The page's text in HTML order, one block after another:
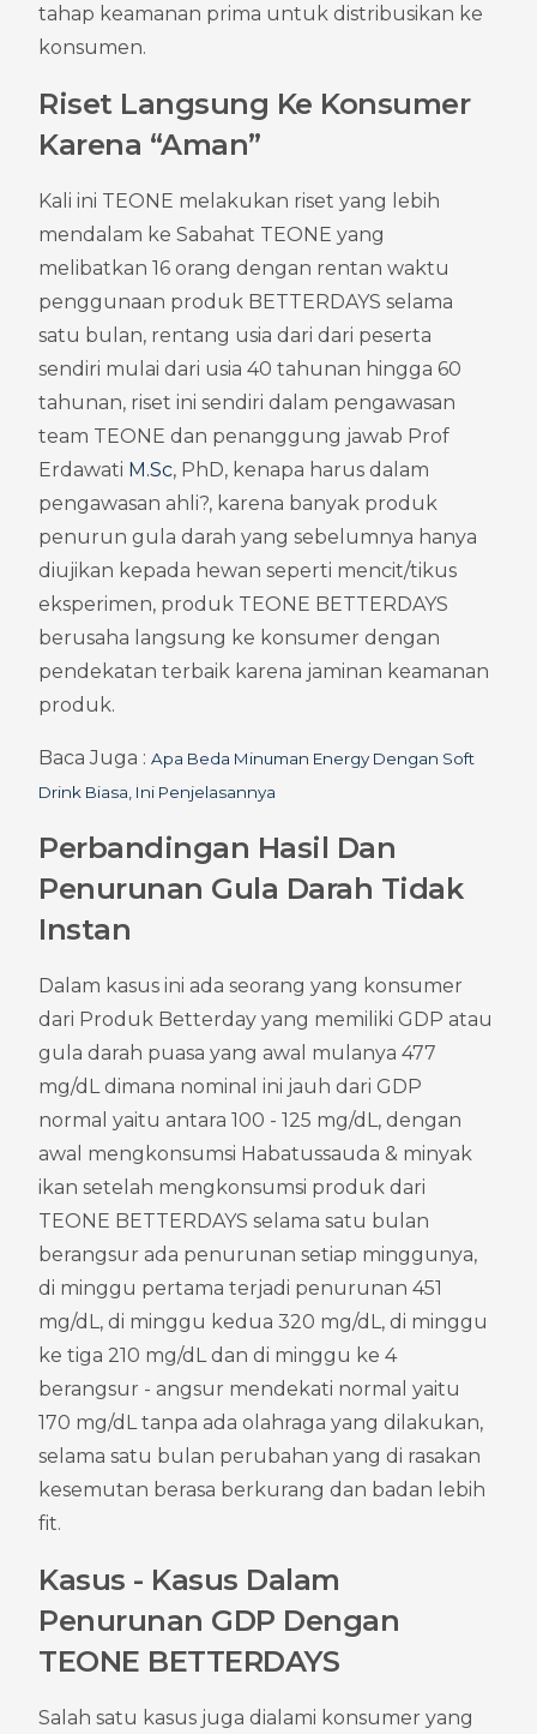
tahap keamanan prima untuk distribusikan ke
konsumen.
Riset Langsung Ke Konsumer
Karena “Aman”
Kali ini TEONE melakukan riset yang lebih
mendalam ke Sabahat TEONE yang
melibatkan 16 orang dengan rentan waktu
penggunaan produk BETTERDAYS selama
satu bulan, rentang usia dari dari peserta
sendiri mulai dari usia 40 tahunan hingga 60
tahunan, riset ini sendiri dalam pengawasan
team TEONE dan penanggung jawab Prof
Erdawati M.Sc, PhD, kenapa harus dalam
pengawasan ahli?, karena banyak produk
penurun gula darah yang sebelumnya hanya
diujikan kepada hewan seperti mencit/tikus
eksperimen, produk TEONE BETTERDAYS
berusaha langsung ke konsumer dengan
pendekatan terbaik karena jaminan keamanan
produk.
Baca Juga : Apa Beda Minuman Energy Dengan Soft
Drink Biasa, Ini Penjelasannya
Perbandingan Hasil Dan
Penurunan Gula Darah Tidak
Instan
Dalam kasus ini ada seorang yang konsumer
dari Produk Betterday yang memiliki GDP atau
gula darah puasa yang awal mulanya 477
mg/dL dimana nominal ini jauh dari GDP
normal yaitu antara 100 - 125 mg/dL, dengan
awal mengkonsumsi Habatussauda & minyak
ikan setelah mengkonsumsi produk dari
TEONE BETTERDAYS selama satu bulan
berangsur ada penurunan setiap minggunya,
di minggu pertama terjadi penurunan 451
mg/dL, di minggu kedua 320 mg/dL, di minggu
ke tiga 210 mg/dL dan di minggu ke 4
berangsur - angsur mendekati normal yaitu
170 mg/dL tanpa ada olahraga yang dilakukan,
selama satu bulan perubahan yang di rasakan
kesemutan berasa berkurang dan badan lebih
fit.
Kasus - Kasus Dalam
Penurunan GDP Dengan
TEONE BETTERDAYS
Salah satu kasus juga dialami konsumer yang